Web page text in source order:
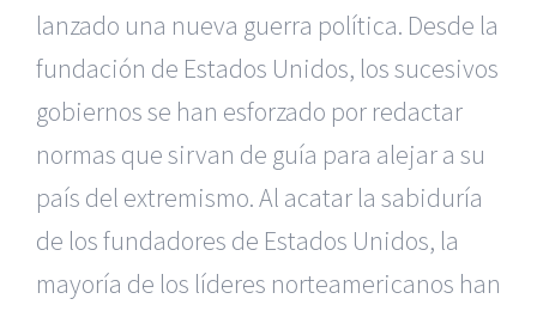
lanzado una nueva guerra política. Desde la
fundación de Estados Unidos, los sucesivos
gobiernos se han esforzado por redactar
normas que sirvan de guía para alejar a su
país del extremismo. Al acatar la sabiduría
de los fundadores de Estados Unidos, la
mayoría de los líderes norteamericanos han